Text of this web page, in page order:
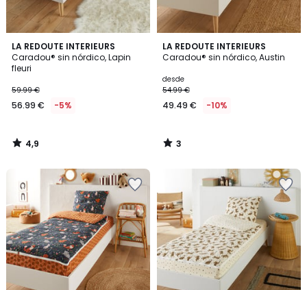
LA REDOUTE INTERIEURS
Caradou® sin nórdico, Lapin
fleuri
59.99 €
56.99 € -5%
4,9
/ 5
4,9
/
LA REDOUTE INTERIEURS
Caradou® sin nórdico, Austin
desde
54.99 €
49.49 € -10%
3
/
3
/